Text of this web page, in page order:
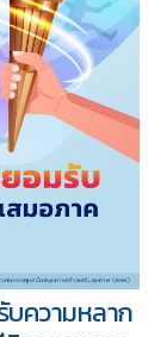
ความหลาก